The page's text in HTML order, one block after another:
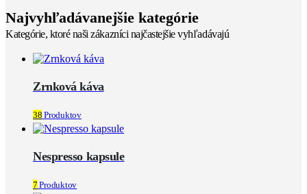
Najvyhľadávanejšie kategórie
Kategórie, ktoré naši zákazníci najčastejšie vyhľadávajú
Zrnková káva
38 Produktov
Nespresso kapsule
7 Produktov